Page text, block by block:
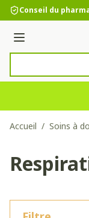
Aller au contenu
Conseil du
Menu
Accueil / Soins à